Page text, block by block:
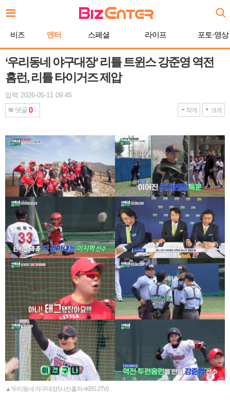
문
비즈 엔터 스페셜 라이프 포토·영상
‘우리동네 야구대장’ 리틀 트윈스 강준영 역전
홈런, 리틀 타이거즈 제압
입력 2026-05-11 09:45
댓글 0 작게 크게
▲'우리동네 야구대장'(사진출처=KBS 2TV)